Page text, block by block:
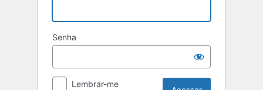
Senha
Lembrar-me